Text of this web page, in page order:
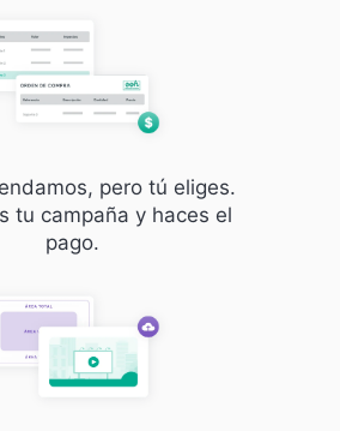
pero tú eliges.
tu campaña y haces el
pago.